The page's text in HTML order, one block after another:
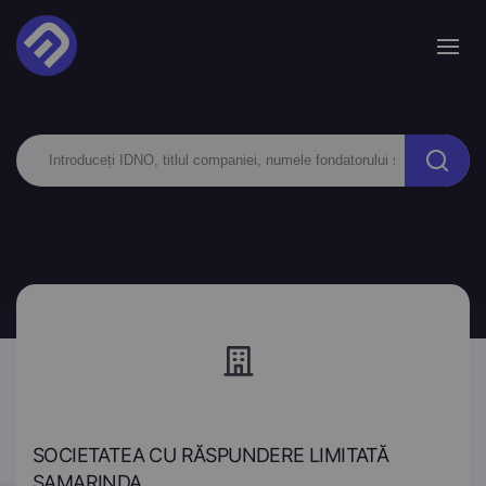
SOCIETATEA CU RĂSPUNDERE LIMITATĂ